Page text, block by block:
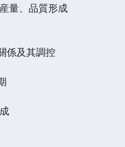
量、品質形成
係及其調控